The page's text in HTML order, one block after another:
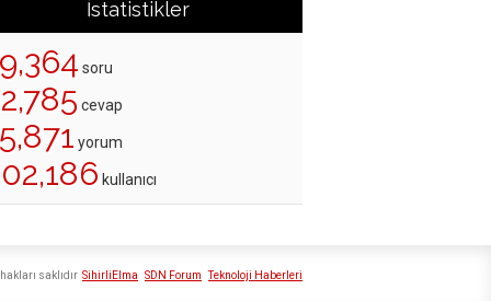
İstatistikler
soru
cevap
yorum
kullanıcı
SihirliElma SDN Forum Teknoloji Haberleri
saklıdır